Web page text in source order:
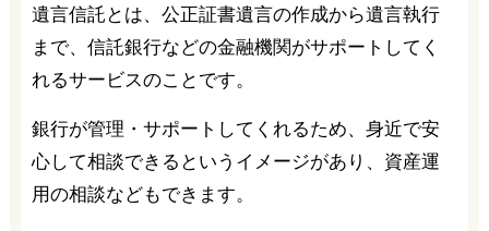
遺言信託とは、公正証書遺言の作成から遺言執行
まで、信託銀行などの金融機関がサポートしてく
れるサービスのことです。
銀行が管理・サポートしてくれるため、身近で安
心して相談できるというイメージがあり、資産運
用の相談などもできます。